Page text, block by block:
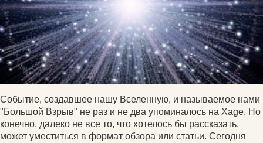
Событие, создавшее нашу Вселенную, и называемое нами
"Большой Взрыв" не раз и не два упоминалось на Xage. Но
конечно, далеко не все то, что хотелось бы рассказать,
может уместиться в формат обзора или статьи. Сегодня